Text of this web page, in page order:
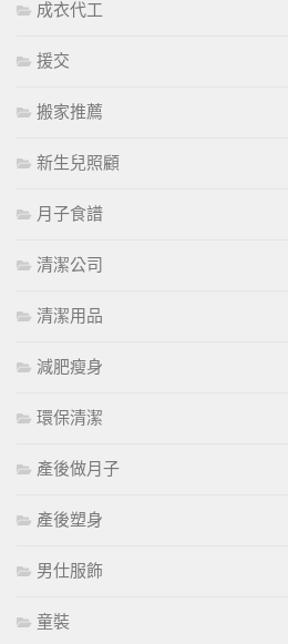
成衣代工
援交
搬家推薦
新生兒照顧
月子食譜
清潔公司
清潔用品
減肥瘦身
環保清潔
產後做月子
產後塑身
男仕服飾
童裝